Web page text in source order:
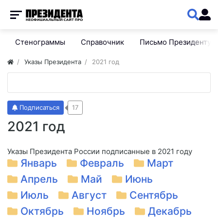
Стенограммы Справочник Письмо Президенту
Указы Президента 2021 год
2021 год
Подписаться 17
Указы Президента России подписанные в 2021 году
Январь Февраль
Март
Апрель
Май
Июнь
Июль
Август
Сентябрь
Октябрь
Ноябрь Декабрь